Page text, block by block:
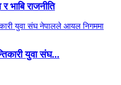
भाबि राजनीति
युवा संघ...